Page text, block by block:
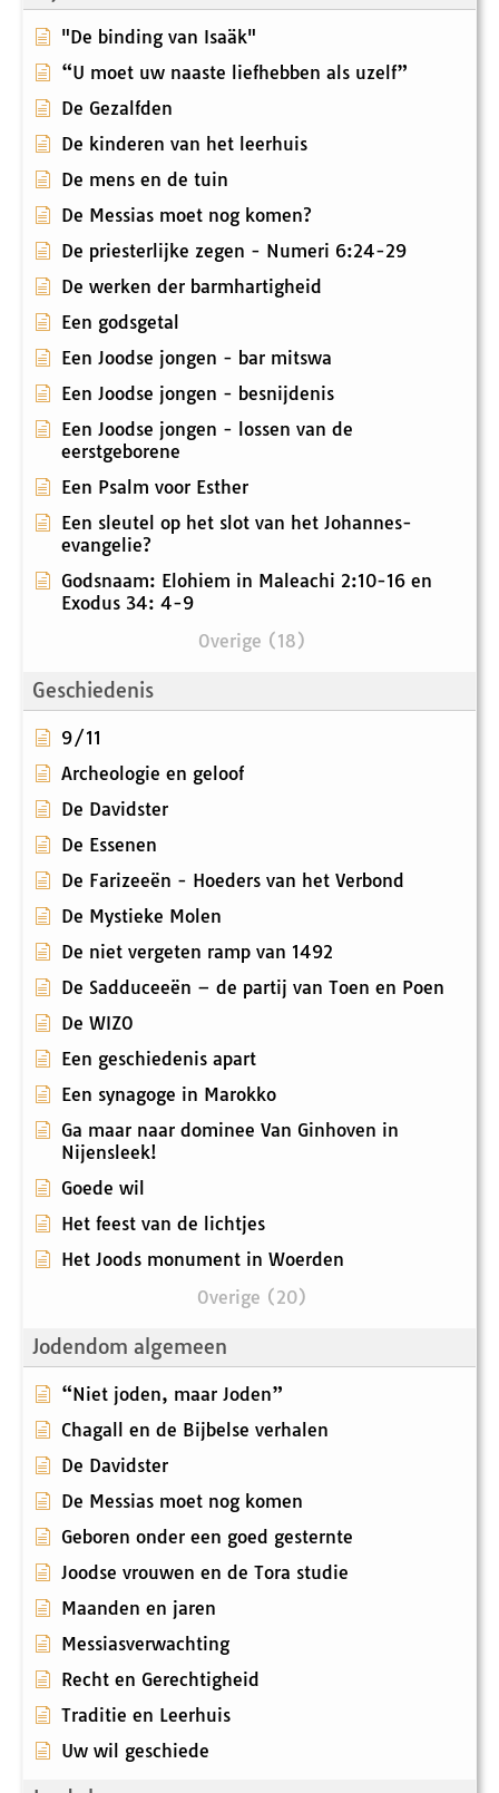
"De binding van Isaäk"
“U moet uw naaste liefhebben als uzelf”
De Gezalfden
De kinderen van het leerhuis
De mens en de tuin
De Messias moet nog komen?
De priesterlijke zegen - Numeri 6:24-29
De werken der barmhartigheid
Een godsgetal
Een Joodse jongen - bar mitswa
Een Joodse jongen - besnijdenis
Een Joodse jongen - lossen van de
eerstgeborene
Een Psalm voor Esther
Een sleutel op het slot van het Johannes-
evangelie?
Godsnaam: Elohiem in Maleachi 2:10-16 en
Exodus 34: 4-9
Overige (18)
Geschiedenis
9/11
Archeologie en geloof
De Davidster
De Essenen
De Farizeeën - Hoeders van het Verbond
De Mystieke Molen
De niet vergeten ramp van 1492
De Sadduceeën – de partij van Toen en Poen
De WIZO
Een geschiedenis apart
Een synagoge in Marokko
Ga maar naar dominee Van Ginhoven in
Nijensleek!
Goede wil
Het feest van de lichtjes
Het Joods monument in Woerden
Overige (20)
Jodendom algemeen
“Niet joden, maar Joden”
Chagall en de Bijbelse verhalen
De Davidster
De Messias moet nog komen
Geboren onder een goed gesternte
Joodse vrouwen en de Tora studie
Maanden en jaren
Messiasverwachting
Recht en Gerechtigheid
Traditie en Leerhuis
Uw wil geschiede